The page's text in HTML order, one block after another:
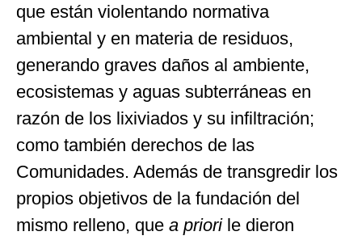
que están violentando normativa
ambiental y en materia de residuos,
generando graves daños al ambiente,
ecosistemas y aguas subterráneas en
razón de los lixiviados y su infiltración;
como también derechos de las
Comunidades. Además de transgredir los
propios objetivos de la fundación del
mismo relleno, que a priorile dieron